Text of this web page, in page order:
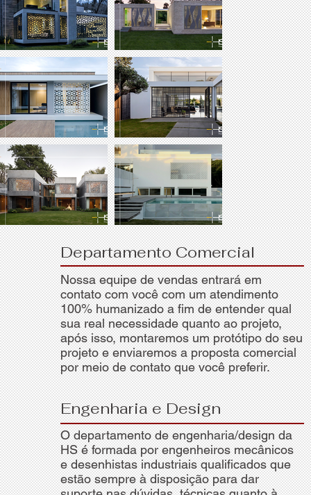
Ver mais...
Departamento Comercial
Nossa equipe de vendas entrará em
contato com você com um atendimento
100% humanizado a fim de entender qual
sua real necessidade quanto ao projeto,
após isso, montaremos um protótipo do seu
projeto e enviaremos a proposta comercial
por meio de contato que você preferir.
Engenharia e Design
O departamento de engenharia/design da
HS é formada por engenheiros mecânicos
e desenhistas industriais qualificados que
estão sempre à disposição para dar